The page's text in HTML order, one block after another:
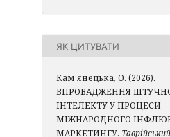
ЯК ЦИТУВАТИ
Кам’янецька, О. (2026).
ВПРОВАДЖЕННЯ
ІНТЕЛЕКТУ У ПРОЦЕСИ
МІЖНАРОДНОГО
МАРКЕТИНГУ. Таврійський